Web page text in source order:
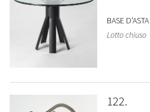
BASE D'ASTA
Lotto chiuso
122